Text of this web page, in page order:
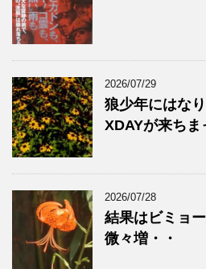
2026/07/29
狼少年にはな
XDAYが来ちま
2026/07/28
結果はビミョ
微々増・・